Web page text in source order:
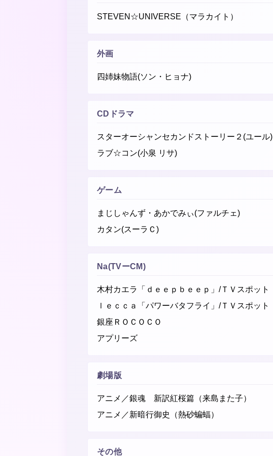
STEVEN☆UNIVERSE（マラカイト）
外画
四姉妹物語(ソン・ヒョナ)
CDドラマ
スターオーシャンセカンドストーリー２(ユール)
ラブ☆コン(小泉 リサ)
ゲーム
まじしゃんず・あかでみぃ(ファルチェ)
カタン(スーラＣ)
Na(TVーCM)
木村カエラ「ｄｅｅｐｂｅｅｐ」/ＴＶスポット
ｌｅｃｃａ「パワーバタフライ」/ＴＶスポット
銀座ＲＯＣＯＣＯ
アプリーズ
劇場版
アニメ／銀魂 新訳紅桜篇（来島また子）
アニメ／新暗行御史（熱砂蝙蝠）
その他